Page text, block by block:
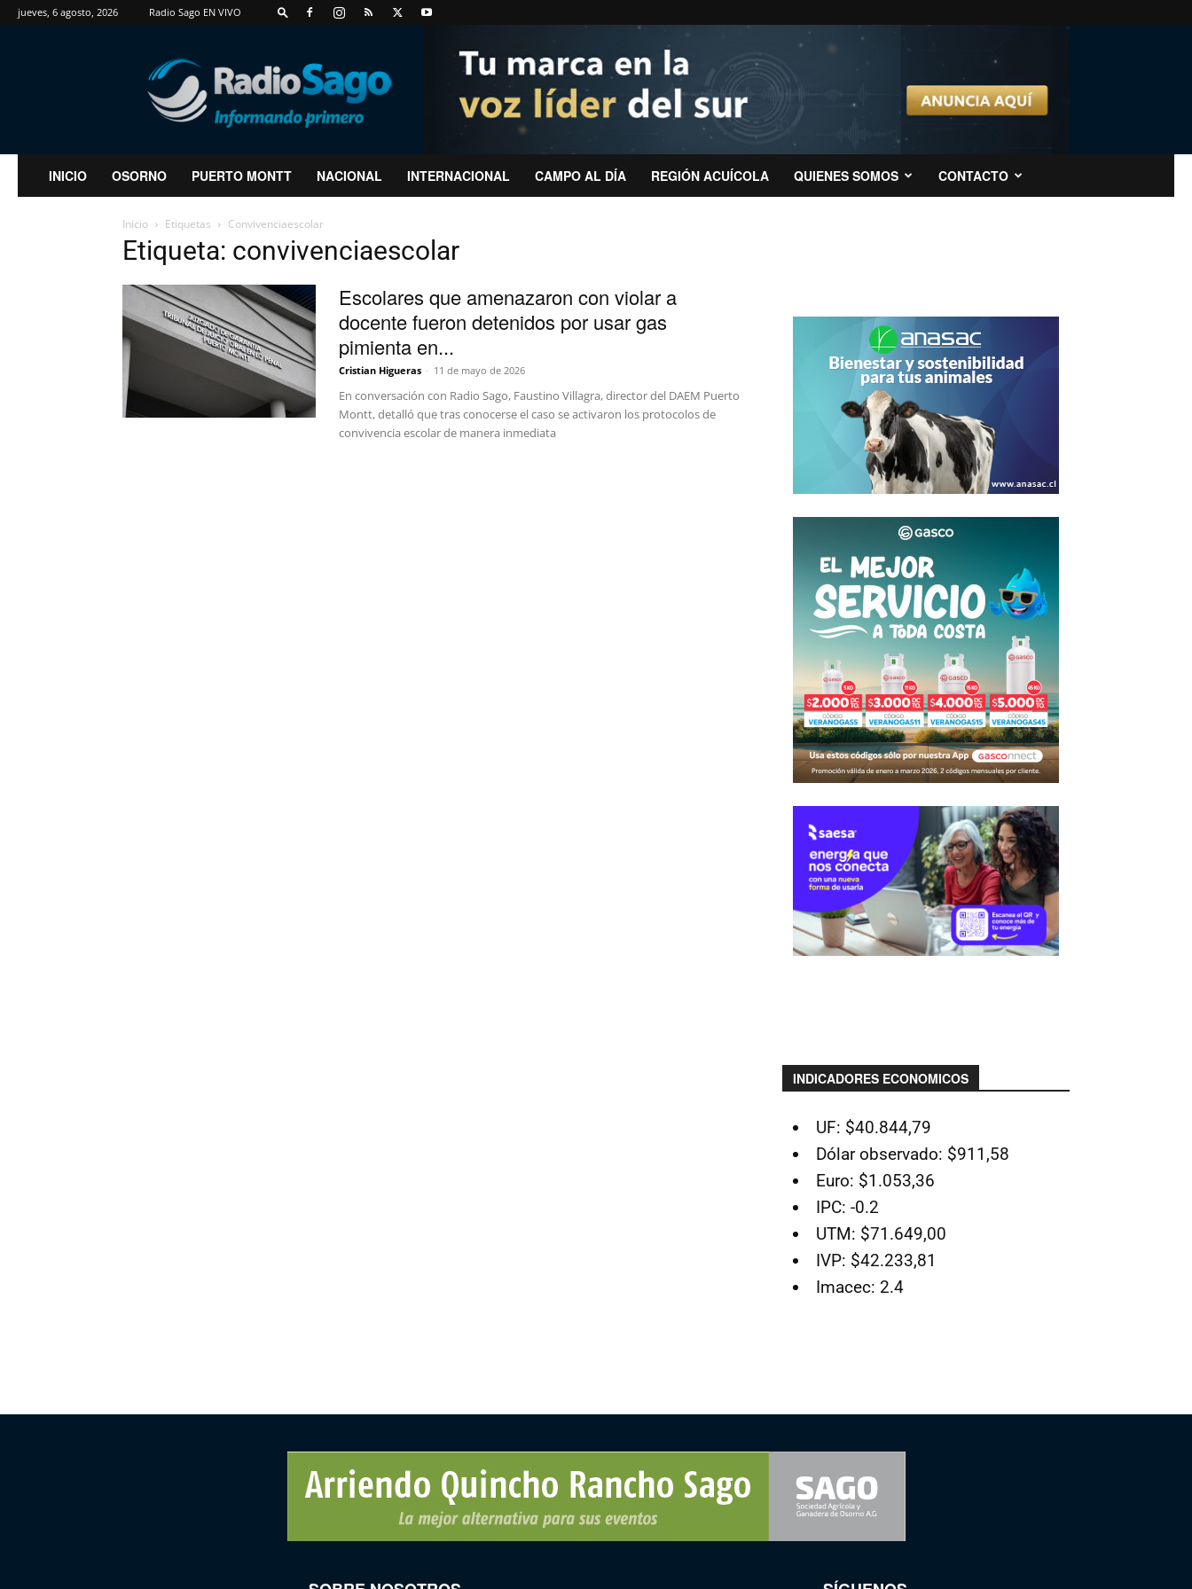
jueves, 6 agosto, 2026 Radio Sago EN VIVO
RadioSago
INICIO OSORNO PUERTO MONTT NACIONAL INTERNACIONAL CAMPO AL DÍA REGIÓN ACUÍCOLA QUIENES SOMOS CONTACTO
Inicio Etiquetas Convivenciaescolar
Etiqueta: convivenciaescolar
Escolares que amenazaron con violar a
docente fueron detenidos por usar gas
pimienta en...
Cristian Higueras - 11 de mayo de 2026
En conversación con Radio Sago, Faustino Villagra, director del DAEM Puerto
Montt, detalló que tras conocerse el caso se activaron los protocolos de
convivencia escolar de manera inmediata
INDICADORES ECONOMICOS
UF: $40.844,79
Dólar observado: $911,58
Euro: $1.053,36
IPC: -0.2
UTM: $71.649,00
IVP: $42.233,81
Imacec: 2.4